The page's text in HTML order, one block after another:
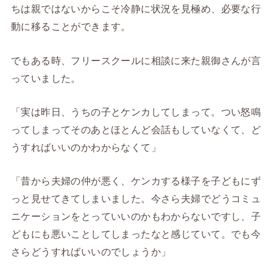
ちは親ではないからこそ冷静に状況を見極め、必要な行
動に移ることができます。
でもある時、フリースクールに相談に来た親御さんが言
っていました。
「実は昨日、うちの子とケンカしてしまって。つい怒鳴
ってしまってそのあとほとんど会話もしていなくて、ど
うすればいいのかわからなくて」
「昔から夫婦の仲が悪く、ケンカする様子を子どもにず
っと見せてきてしまいました。今さら夫婦でどうコミュ
ニケーションをとっていいのかもわからないですし、子
どもにも悪いことしてしまったなと感じていて。でも今
さらどうすればいいのでしょうか」